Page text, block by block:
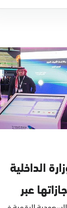
الداخلية
عبر